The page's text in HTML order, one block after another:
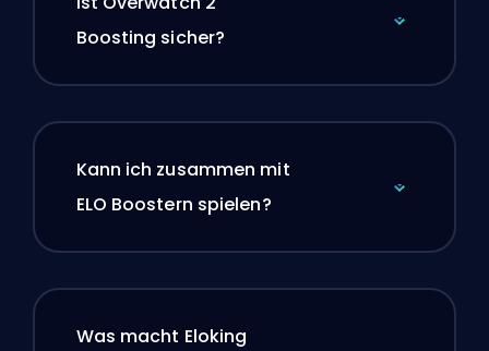
Boosting sicher?
Kann ich zusammen mit
ELO Boostern spielen?
Was macht Eloking